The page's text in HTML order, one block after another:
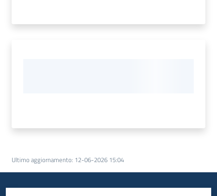
Ultimo aggiornamento: 12-06-2026 15:04